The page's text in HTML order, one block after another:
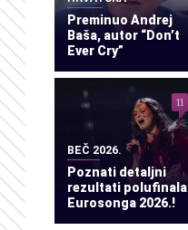
Preminuo Andrej
Baša, autor “Don’t
Ever Cry”
BEČ 2026.
Poznati detaljni
rezultati polufinala
Eurosonga 2026.!
11